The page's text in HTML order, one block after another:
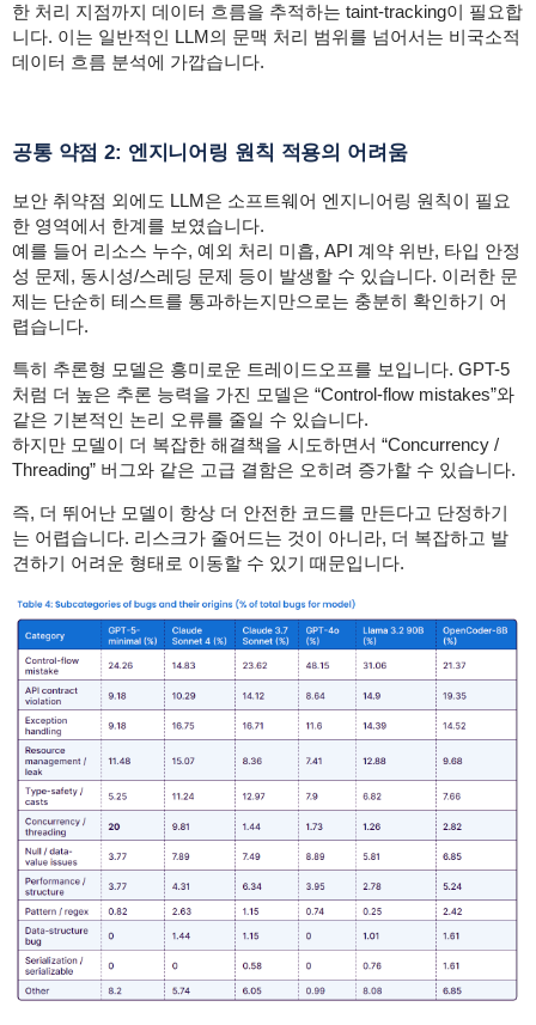
한 처리 지점까지 데이터 흐름을 추적하는 taint-tracking이 필요합
니다. 이는 일반적인 LLM의 문맥 처리 범위를 넘어서는 비국소적
데이터 흐름 분석에 가깝습니다.
공통 약점 2: 엔지니어링 원칙 적용의 어려움
보안 취약점 외에도 LLM은 소프트웨어 엔지니어링 원칙이 필요
한 영역에서 한계를 보였습니다.
예를 들어 리소스 누수, 예외 처리 미흡, API 계약 위반, 타입 안정
성 문제, 동시성/스레딩 문제 등이 발생할 수 있습니다. 이러한 문
제는 단순히 테스트를 통과하는지만으로는 충분히 확인하기 어
렵습니다.
특히 추론형 모델은 흥미로운 트레이드오프를 보입니다. GPT-5
처럼 더 높은 추론 능력을 가진 모델은 “Control-flow mistakes”와
같은 기본적인 논리 오류를 줄일 수 있습니다.
하지만 모델이 더 복잡한 해결책을 시도하면서 “Concurrency /
Threading” 버그와 같은 고급 결함은 오히려 증가할 수 있습니다.
즉, 더 뛰어난 모델이 항상 더 안전한 코드를 만든다고 단정하기
는 어렵습니다. 리스크가 줄어드는 것이 아니라, 더 복잡하고 발
견하기 어려운 형태로 이동할 수 있기 때문입니다.